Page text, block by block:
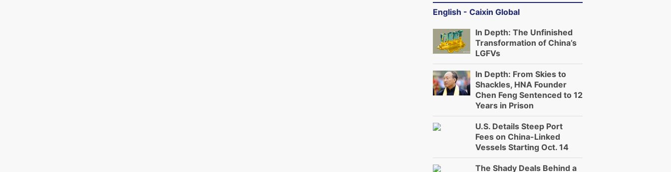
English - Caixin Global
In Depth: The Unfinished
Transformation of China’s
LGFVs
In Depth: From Skies to
Shackles, HNA Founder
Chen Feng Sentenced to 12
Years in Prison
U.S. Details Steep Port
Fees on China-Linked
Vessels Starting Oct. 14
The Shady Deals Behind a